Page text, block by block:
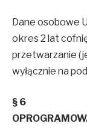
Dane osobowe
okres 2 lat
przetwarzanie
wyłącznie na
§ 6